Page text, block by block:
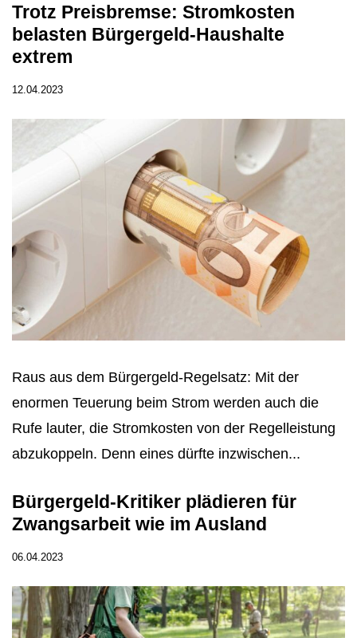
Trotz Preisbremse: Stromkosten
belasten Bürgergeld-Haushalte
extrem
12.04.2023
Raus aus dem Bürgergeld-Regelsatz: Mit der
enormen Teuerung beim Strom werden auch die
Rufe lauter, die Stromkosten von der Regelleistung
abzukoppeln. Denn eines dürfte inzwischen...
Bürgergeld-Kritiker plädieren für
Zwangsarbeit wie im Ausland
06.04.2023